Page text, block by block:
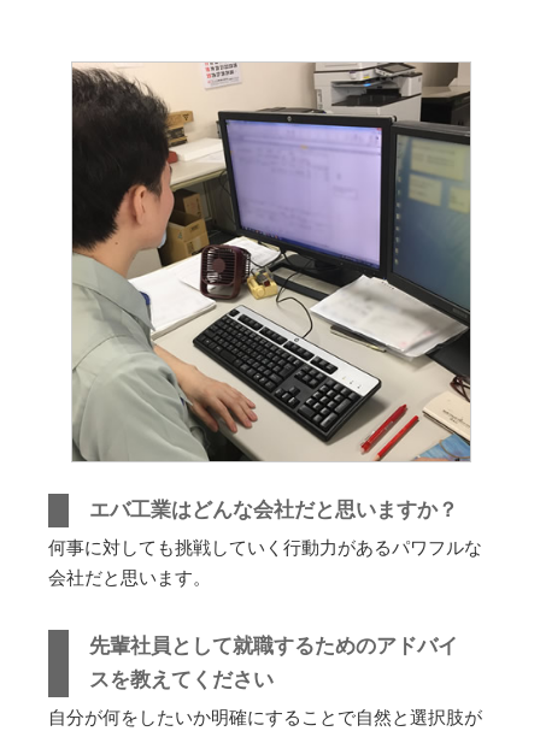
エバ工業はどんな会社だと思いますか？
何事に対しても挑戦していく行動力があるパワフルな
会社だと思います。
先輩社員として就職するためのアドバイ
スを教えてください
自分が何をしたいか明確にすることで自然と選択肢が